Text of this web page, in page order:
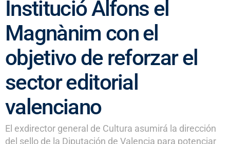
Institució Alfons el
Magnànim con el
objetivo de reforzar el
sector editorial
valenciano
El exdirector general de Cultura asumirá la dirección
del sello de la Diputación de Valencia para potenciar